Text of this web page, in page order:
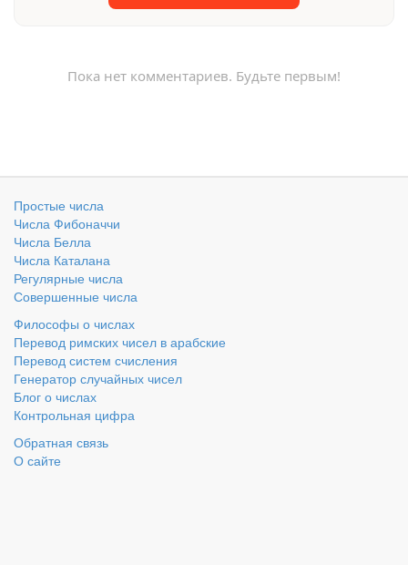
Пока нет комментариев. Будьте первым!
Простые числа
Числа Фибоначчи
Числа Белла
Числа Каталана
Регулярные числа
Совершенные числа
Философы о числах
Перевод римских чисел в арабские
Перевод систем счисления
Генератор случайных чисел
Блог о числах
Контрольная цифра
Обратная связь
О сайте